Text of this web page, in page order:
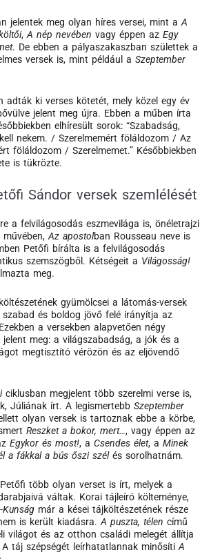
jelentek meg olyan híres versei, mint a A
, A nép nevében vagy éppen az Egy
. De ebben a pályaszakaszban születtek a
versek is, mint például a Szeptember
adták ki verses kötetét, mely közel egy év
jelent meg újra. Ebben a műben írta
elhíresült sorok: “Szabadság,
nekem. / Szerelmemért föláldozom / Az
föláldozom / Szerelmemet.” Későbbiekben
is tükrözte.
Sándor versek szemlélését
a felvilágosodás eszmevilága is, önéletrajzi
Az apostolban Rousseau neve is
Petőfi bírálta is a felvilágosodás
szemszögből. Kétségeit a Világosság!
meg.
gyümölcsei a látomás-versek
szabad és boldog jövő felé irányítja az
a versekben alapvetően négy
meg: a világszabadság, a jók és a
megtisztító vérözön és az eljövendő
ciklusban megjelent több szerelmi verse is,
Júliának írt. A legismertebb Szeptember
olyan versek is tartoznak ebbe a körbe,
Reszket a bokor, mert…, vagy éppen az
Egykor és most!, a Csendes élet, a Minek
a fákkal a bús őszi szélés sorolhatnám.
több olyan verset is írt, melyek a
váltak. Korai tájleíró költeménye,
Kunság már a kései tájköltészetének része
is került kiadásra. A puszta, télen című
világot és az otthon családi melegét állítja
táj szépségét leírhatatlannak minősíti A